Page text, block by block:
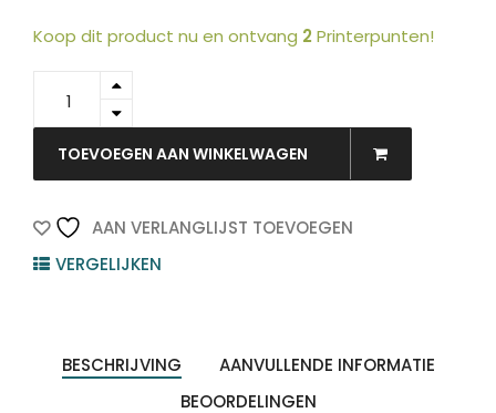
Koop dit product nu en ontvang 2Printerpunten!
Xerox
quantity
TOEVOEGEN AAN WINKELWAGEN
AAN VERLANGLIJST TOEVOEGEN
VERGELIJKEN
BESCHRIJVING
AANVULLENDE INFORMATIE
BEOORDELINGEN